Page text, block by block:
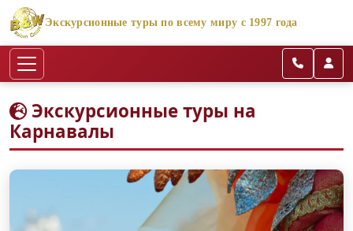
Экскурсионные туры по всему миру с 1997 года
Экскурсионные туры на
Карнавалы